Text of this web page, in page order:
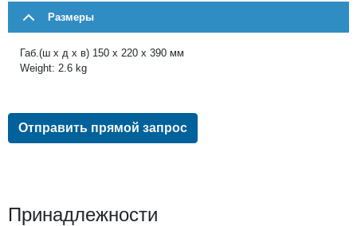
Размеры
Габ.(ш x д x в) 150 х 220 х 390 мм
Weight: 2.6 kg
Отправить прямой запрос
Принадлежности